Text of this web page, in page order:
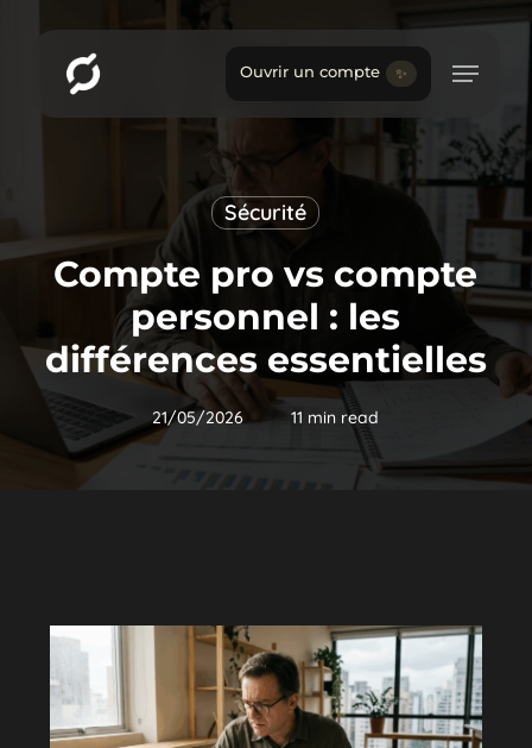
Ouvrir un compte ✨
Sécurité
Compte pro vs compte
personnel : les
différences essentielles
21/05/2026 11 min read